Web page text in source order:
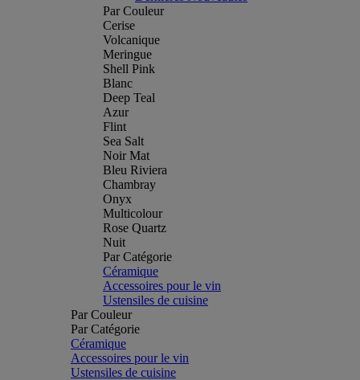
Par Couleur
Cerise
Volcanique
Meringue
Shell Pink
Blanc
Deep Teal
Azur
Flint
Sea Salt
Noir Mat
Bleu Riviera
Chambray
Onyx
Multicolour
Rose Quartz
Nuit
Par Catégorie
Céramique
Accessoires pour le vin
Ustensiles de cuisine
Par Couleur
Par Catégorie
Céramique
Accessoires pour le vin
Ustensiles de cuisine